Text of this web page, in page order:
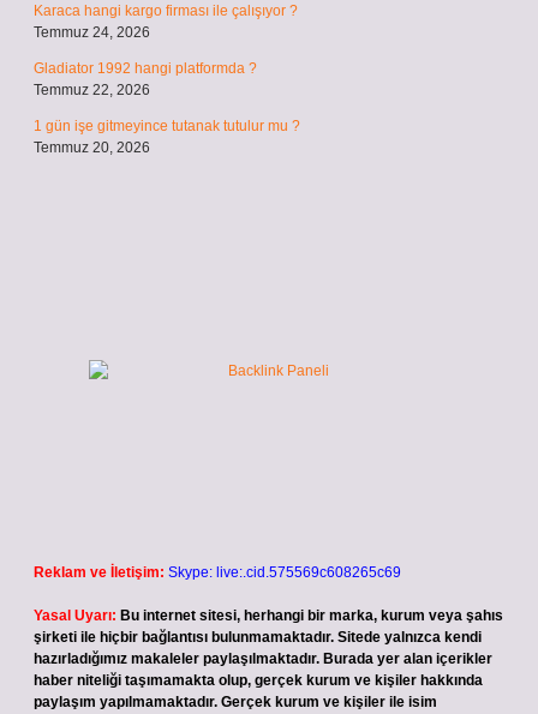
Karaca hangi kargo firması ile çalışıyor ?
Temmuz 24, 2026
Gladiator 1992 hangi platformda ?
Temmuz 22, 2026
1 gün işe gitmeyince tutanak tutulur mu ?
Temmuz 20, 2026
Reklam ve İletişim: Skype: live:.cid.575569c608265c69
Yasal Uyarı: Bu internet sitesi, herhangi bir marka, kurum veya şahıs
şirketi ile hiçbir bağlantısı bulunmamaktadır. Sitede yalnızca kendi
hazırladığımız makaleler paylaşılmaktadır. Burada yer alan içerikler
haber niteliği taşımamakta olup, gerçek kurum ve kişiler hakkında
paylaşım yapılmamaktadır. Gerçek kurum ve kişiler ile isim